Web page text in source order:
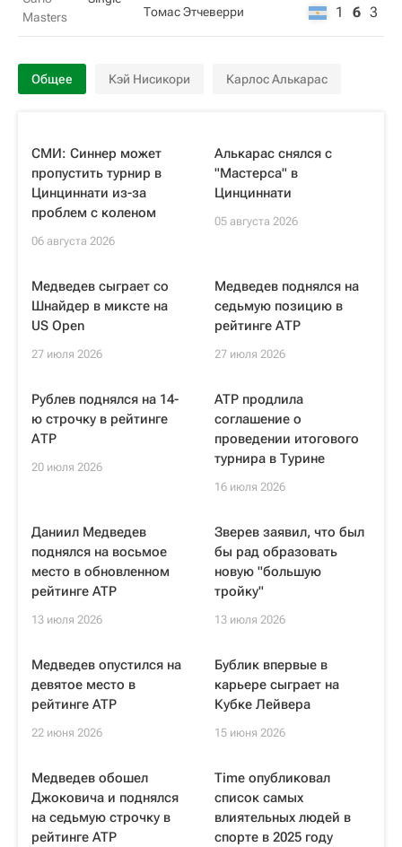
Masters
Томас Этчеверри
1 6 3
Общее Кэй Нисикори Карлос Алькарас
СМИ: Синнер может
пропустить турнир в
Цинциннати из-за
проблем с коленом
06 августа 2026
Алькарас снялся с
"Мастерса" в
Цинциннати
05 августа 2026
Медведев сыграет со
Шнайдер в миксте на
US Open
27 июля 2026
Медведев поднялся на
седьмую позицию в
рейтинге АТР
27 июля 2026
Рублев поднялся на 14-
ю строчку в рейтинге
АТР
20 июля 2026
ATP продлила
соглашение о
проведении итогового
турнира в Турине
16 июля 2026
Даниил Медведев
поднялся на восьмое
место в обновленном
рейтинге ATP
13 июля 2026
Зверев заявил, что был
бы рад образовать
новую "большую
тройку"
13 июля 2026
Медведев опустился на
девятое место в
рейтинге ATP
22 июня 2026
Бублик впервые в
карьере сыграет на
Кубке Лейвера
15 июня 2026
Медведев обошел
Джоковича и поднялся
на седьмую строчку в
рейтинге ATP
Time опубликовал
список самых
влиятельных людей в
спорте в 2025 году